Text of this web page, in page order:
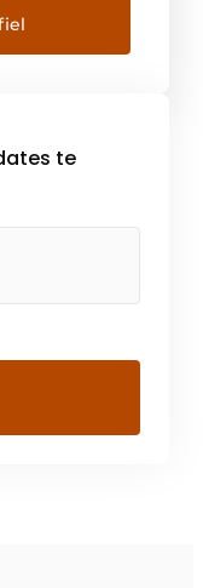
meer dan
Met de
zijn op […]
te